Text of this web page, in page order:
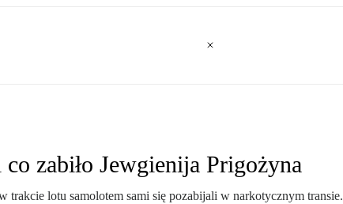
zabiło Jewgienija Prigożyna
trakcie lotu samolotem sami się pozabijali w narkotycznym transie.